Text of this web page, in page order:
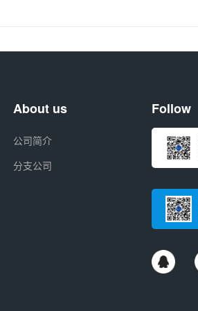
About us
公司简介
分支公司
Follow